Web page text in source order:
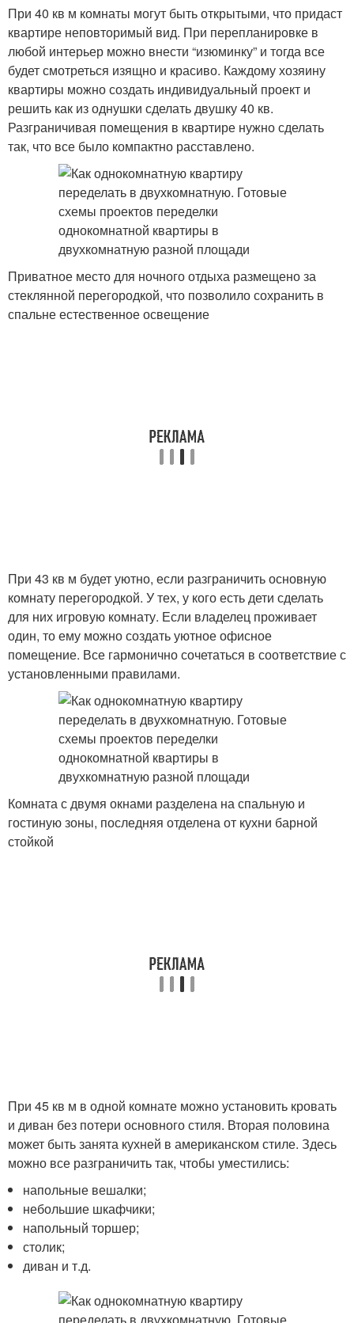
При 40 кв м комнаты могут быть открытыми, что придаст
квартире неповторимый вид. При перепланировке в
любой интерьер можно внести “изюминку” и тогда все
будет смотреться изящно и красиво. Каждому хозяину
квартиры можно создать индивидуальный проект и
решить как из однушки сделать двушку 40 кв.
Разграничивая помещения в квартире нужно сделать
так, что все было компактно расставлено.
Приватное место для ночного отдыха размещено за
стеклянной перегородкой, что позволило сохранить в
спальне естественное освещение
При 43 кв м будет уютно, если разграничить основную
комнату перегородкой. У тех, у кого есть дети сделать
для них игровую комнату. Если владелец проживает
один, то ему можно создать уютное офисное
помещение. Все гармонично сочетаться в соответствие с
установленными правилами.
Комната с двумя окнами разделена на спальную и
гостиную зоны, последняя отделена от кухни барной
стойкой
При 45 кв м в одной комнате можно установить кровать
и диван без потери основного стиля. Вторая половина
может быть занята кухней в американском стиле. Здесь
можно все разграничить так, чтобы уместились:
напольные вешалки;
небольшие шкафчики;
напольный торшер;
столик;
диван и т.д.